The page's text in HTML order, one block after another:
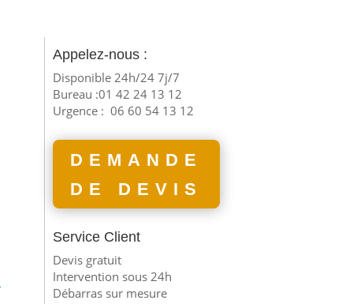
Appelez-nous :
Disponible 24h/24 7j/7
Bureau :01 42 24 13 12
Urgence : 06 60 54 13 12
DEMANDE
DE DEVIS
Service Client
Devis gratuit
Intervention sous 24h
Débarras sur mesure